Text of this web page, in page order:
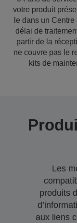
votre produit
le dans un
délai de
partir de la
ne couvre pas le
kits de
Les
produits
aux liens